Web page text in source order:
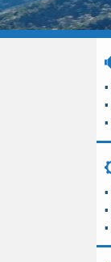
▪
▪
▪
▪
▪
▪